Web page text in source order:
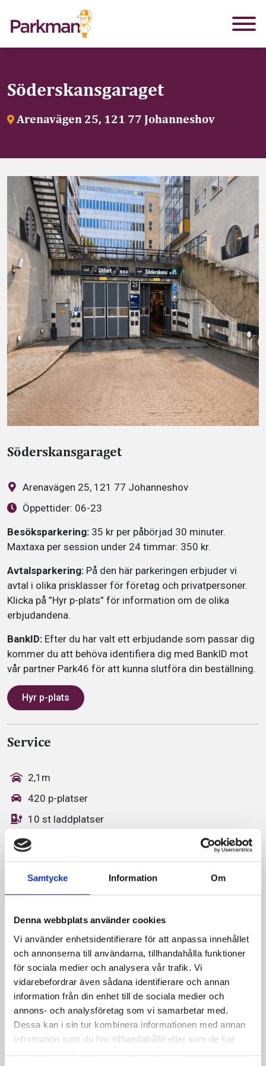
Samtycke Information Om
Denna webbplats använder cookies
Vi använder enhetsidentifierare för att anpassa innehållet
och annonserna till användarna, tillhandahålla funktioner
för sociala medier och analysera vår trafik. Vi
vidarebefordrar även sådana identifierare och annan
information från din enhet till de sociala medier och
annons- och analysföretag som vi samarbetar med.
Dessa kan i sin tur kombinera informationen med annan
information som du har tillhandahållit eller som de har
samlat in när du har använt deras tjänster.
Söderskansgaraget
Arenavägen 25, 121 77 Johanneshov
Söderskansgaraget
Arenavägen 25, 121 77 Johanneshov
Öppettider: 06-23
Besöksparkering: 35 kr per påbörjad 30 minuter.
Maxtaxa per session under 24 timmar: 350 kr.
Avtalsparkering: På den här parkeringen erbjuder vi
avtal i olika prisklasser för företag och privatpersoner.
Klicka på ”Hyr p-plats” för information om de olika
erbjudandena.
BankID: Efter du har valt ett erbjudande som passar dig
kommer du att behöva identifiera dig med BankID mot
vår partner Park46 för att kunna slutföra din beställning.
Hyr p-plats
Service
2,1m
420 p-platser
10 st laddplatser
Zonkod: 7549
Betalningssystem
EasyPark
Parkster
Betalningsinformation:
Klicka på det betalaternativ du vill använda för att läsa
mer om hur du ska gå till väga.